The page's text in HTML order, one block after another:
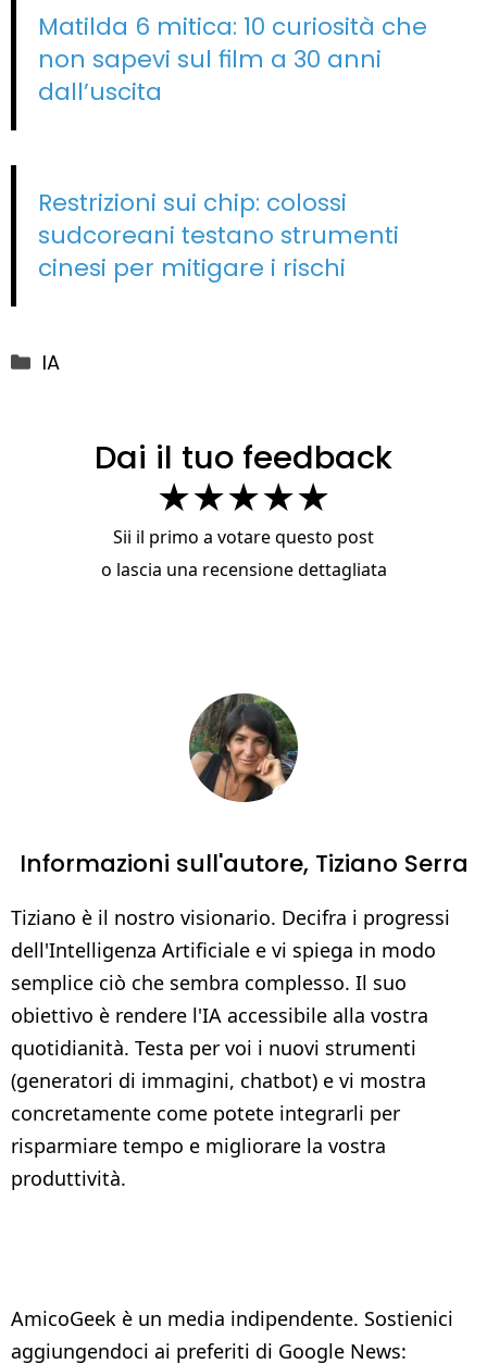
Matilda 6 mitica: 10 curiosità che
non sapevi sul film a 30 anni
dall’uscita
Restrizioni sui chip: colossi
sudcoreani testano strumenti
cinesi per mitigare i rischi
Categorie
IA
Dai il tuo feedback
★★★★★
Sii il primo a votare questo post
o lascia una recensione dettagliata
Informazioni sull'autore, Tiziano Serra
Tiziano è il nostro visionario. Decifra i progressi
dell'Intelligenza Artificiale e vi spiega in modo
semplice ciò che sembra complesso. Il suo
obiettivo è rendere l'IA accessibile alla vostra
quotidianità. Testa per voi i nuovi strumenti
(generatori di immagini, chatbot) e vi mostra
concretamente come potete integrarli per
risparmiare tempo e migliorare la vostra
produttività.
AmicoGeek è un media indipendente. Sostienici
aggiungendoci ai preferiti di Google News: